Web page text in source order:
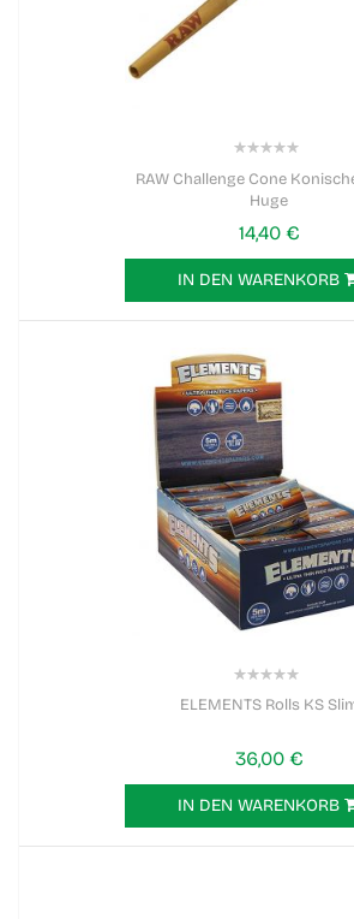
RAW Challenge Cone
Huge
14,40 €
IN DEN WARENKORB
ELEMENTS Rolls KS
36,00 €
IN DEN WARENKORB